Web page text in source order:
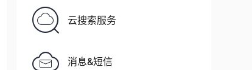
云搜索服务
消息&短信